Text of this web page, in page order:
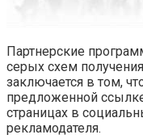
Партнерские
серых схем
заключается в том,
предложенной
страницах в
рекламодателя.